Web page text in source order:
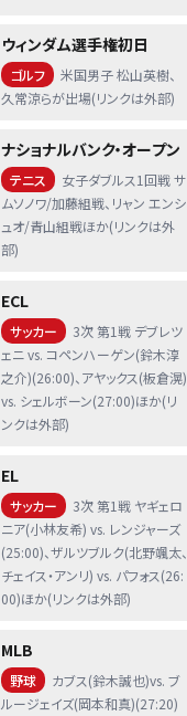
ウィンダム選手権初日
ゴルフ
米国男子 松山英樹、
久常涼らが出場(リンクは外部)
ナショナルバンク・オープン
テニス
女子ダブルス1回戦 サ
ムソノワ/加藤組戦、リャン エンシ
ュオ/青山組戦ほか(リンクは外
部)
ECL
サッカー
3次 第1戦 デブレツ
ェニ vs. コペンハーゲン(鈴木淳
之介)(26:00)、アヤックス(板倉滉)
vs. シェルボーン(27:00)ほか(リ
ンクは外部)
EL
サッカー
3次 第1戦 ヤギェロ
ニア(小林友希) vs. レンジャーズ
(25:00)、ザルツブルク(北野颯太、
チェイス・アンリ) vs. パフォス(26:
00)ほか(リンクは外部)
MLB
野球
カブス(鈴木誠也)vs. ブ
ルージェイズ(岡本和真)(27:20)